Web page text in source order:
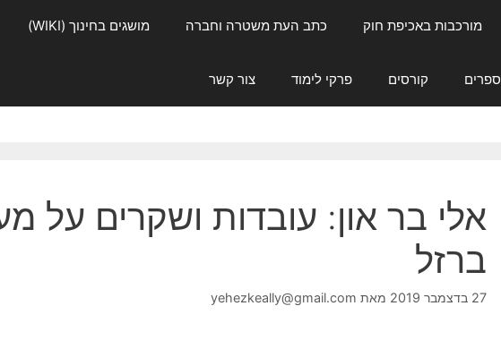
מורכבות באכיפת חוק כתב העת משטרה וחברה מושגים בחינוך (WIKI)
ספרים קורסים פרקי לימוד צור קשר
אלי בר און: עובדות ושקרים על
ברזל
27 בדצמבר 2019 מאת yehezkeally@gmail.com